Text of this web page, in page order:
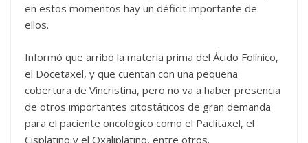
en estos momentos hay un déficit importante de
ellos.
Informó que arribó la materia prima del Ácido Folínico,
el Docetaxel, y que cuentan con una pequeña
cobertura de Vincristina, pero no va a haber presencia
de otros importantes citostáticos de gran demanda
para el paciente oncológico como el Paclitaxel, el
Cisplatino y el Oxaliplatino, entre otros.